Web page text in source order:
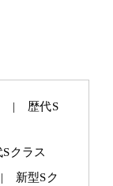
| 歴代S
クラス
新型Sク